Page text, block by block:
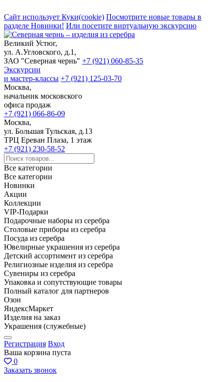
Сайт использует Куки(cookie) Посмотрите новые товары в
разделе Новинки! Или посетите виртуальную экскурсию
Великий Устюг,
ул. А.Угловского, д.1,
ЗАО "Северная чернь" +7 (921) 060-85-35
Экскурсии
и мастер-классы +7 (921) 125-03-70
Москва,
начальник московского
офиса продаж
+7 (921) 066-86-09
Москва,
ул. Большая Тульская, д.13
ТРЦ Ереван Плаза, 1 этаж
+7 (921) 230-58-52
Все категории
Все категории
Новинки
Акции
Коллекции
VIP-Подарки
Подарочные наборы из серебра
Столовые приборы из серебра
Посуда из серебра
Ювелирные украшения из серебра
Детский ассортимент из серебра
Религиозные изделия из серебра
Сувениры из серебра
Упаковка и сопутствующие товары
Полный каталог для партнеров
Озон
ЯндексМаркет
Изделия на заказ
Украшения (служебные)
Регистрация Вход
Ваша корзина пуста
0
Заказать звонок